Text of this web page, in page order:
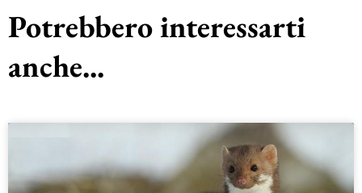
Potrebbero interessarti
anche...